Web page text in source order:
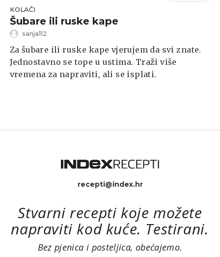
KOLAČI
Šubare ili ruske kape
sanja112
Za šubare ili ruske kape vjerujem da svi znate.
Jednostavno se tope u ustima. Traži više
vremena za napraviti, ali se isplati.
recepti@index.hr
Stvarni recepti koje možete
napraviti kod kuće. Testirani.
Bez pjenica i posteljica, obećajemo.